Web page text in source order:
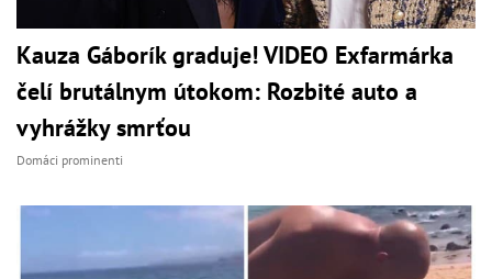
Kauza Gáborík graduje! VIDEO Exfarmárka
čelí brutálnym útokom: Rozbité auto a
vyhrážky smrťou
Domáci prominenti